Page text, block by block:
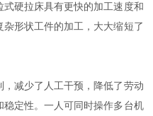
硬拉床具有更快的加工速度和
形状工件的加工，大大缩短了
减少了人工干预，降低了劳动
定性。一人可同时操作多台机